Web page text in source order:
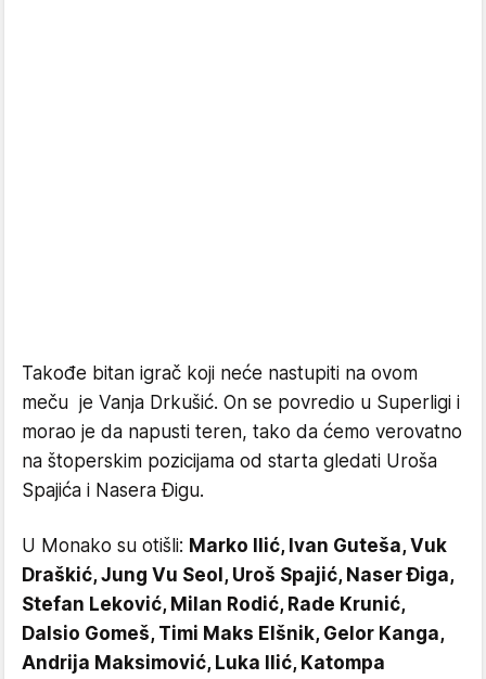
Takođe bitan igrač koji neće nastupiti na ovom
meču je Vanja Drkušić. On se povredio u Superligi i
morao je da napusti teren, tako da ćemo verovatno
na štoperskim pozicijama od starta gledati Uroša
Spajića i Nasera Đigu.
U Monako su otišli: Marko Ilić, Ivan Guteša, Vuk
Draškić, Jung Vu Seol, Uroš Spajić, Naser Điga,
Stefan Leković, Milan Rodić, Rade Krunić,
Dalsio Gomeš, Timi Maks Elšnik, Gelor Kanga,
Andrija Maksimović, Luka Ilić, Katompa